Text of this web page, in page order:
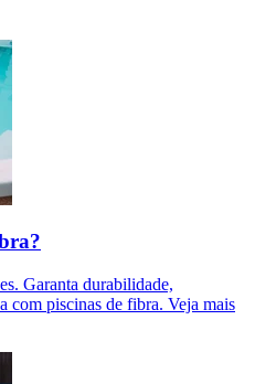
Garanta durabilidade,
com piscinas de fibra. Veja mais